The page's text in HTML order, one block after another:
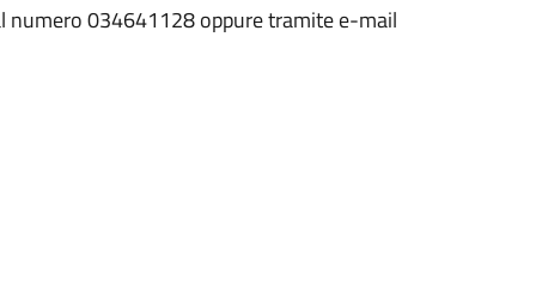
034641128 oppure tramite e-mail